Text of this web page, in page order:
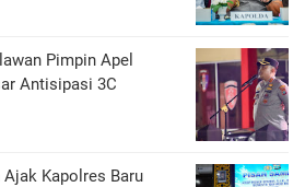
Pimpin Apel
Antisipasi 3C
Kapolres Baru